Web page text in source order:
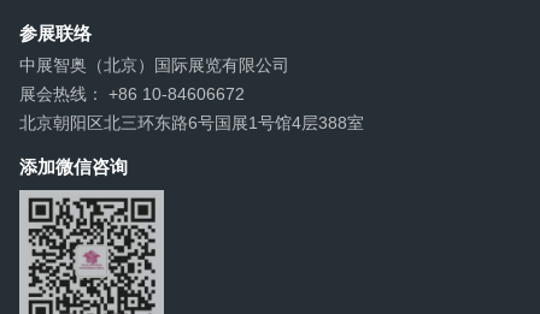
参展联络
中展智奥（北京）国际展览有限公司
展会热线： +86 10-84606672
北京朝阳区北三环东路6号国展1号馆4层388室
添加微信咨询